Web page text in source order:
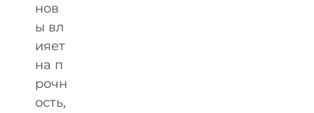
нов
ы вл
ияет
на п
рочн
ость,